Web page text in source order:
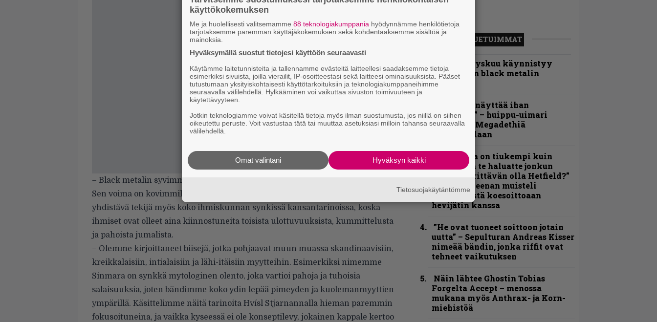
– Black metalin syvimmässä ytimessä on aina täydellisen pimeyden etsiminen.
Sen voima on kovimmillaan jotain tuonpuoleista ja epäinhimillistä, ja se on
yhdistävä tekijä myös koko ihmiskunnan synkissä kansantarinoissa, koska
ihmiset ovat olleet aina kiinnostuneita toisista ulottuvuuksista, kummittelusta
ja pahoista jumalista.
– Olemme kirjoittaneet biisejä, jotka pohjaavat muun muassa skandinaavisiin,
kreikkalaisiin, intialaisiin ja lähi-itäisiin myytteihin. Esimerkiksi nimemme
Sinmara on synkkä mytologinen olento, joka vartioi pahoja ja tuhoisia
salaisuuksia, joten bändimme koko ydin lepää pimeyden ja kuolemanmyyttien
ympärillä. Käsittelimme näitä tarinoita Hvísl Stjarnannalla hieman paremmin
fokusoituneina, ja vaikka kyseessä ei ole konseptilevy, jokainen kappale kertoo
LUETUIMMAT
Espoon syyskuu käynnistyy
kotimaisen black metalin
merkeissä
”Mitalini näyttää ihan
plektralta” – huippu-uimari
jamittelee Megadethiä
palkinnollaan
”Metallica on tiukempi kuin
koskaan ja te haluatte jonkun
nulikan yrittävän olla Hetfield?”
– Pepper Keenan muisteli
ensimmäistä koesoittoaan
hevijätin kanssa
”He ovat tuoneet soittoon jotain
uutta” – Sepulturan Andreas Kisser
nimeää bändin, jonka riffit ovat
tehneet vaikutuksen
Näin lähtee Ghostin Tobias
Forgelta Accept – menossa
mukana myös Anthrax- ja Korn-
miehistöä
käyttökokemuksen
Me ja huolellisesti valitsemamme 88 teknologiakumppania hyödynnämme henkilötietoja
tarjotaksemme paremman käyttäjäkokemuksen sekä kohdentaaksemme sisältöä ja
mainoksia.
Hyväksymällä suostut tietojesi käyttöön seuraavasti
Käytämme laitetunnisteita ja tallennamme evästeitä laitteellesi saadaksemme tietoja
esimerkiksi sivuista, joilla vierailit, IP-osoitteestasi sekä laitteesi ominaisuuksista. Pääset
tutustumaan yksityiskohtaisesti käyttötarkoituksiin ja teknologiakumppaneihimme
seuraavalla välilehdellä. Hylkääminen voi vaikuttaa sivuston toimivuuteen ja
käytettävyyteen.
Jotkin teknologiamme voivat käsitellä tietoja myös ilman suostumusta, jos niillä on siihen
oikeutettu peruste. Voit vastustaa tätä tai muuttaa asetuksiasi milloin tahansa seuraavalla
välilehdellä.
Hyväksyn kaikki
Omat valintani
Tietosuojakäytäntömme